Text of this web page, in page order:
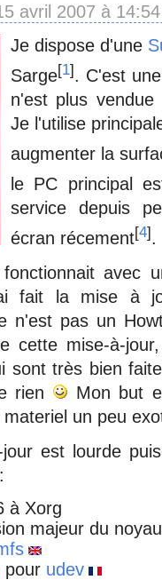
avril 2007 à
Je dispose d'une
Sarge[1] . C'est
n'est plus
Je l'utilise
augmenter la
le PC principal
service depuis
écran récement[4].
avec
fait la mise à
n'est pas un
cette mise-à-
sont très bien
rien
Mon but
un peu
est lourde
à Xorg
majeur du
pour udev